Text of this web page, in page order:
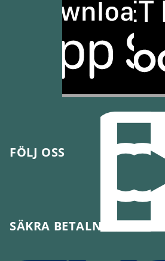
FÖLJ OSS
SÄKRA BETALNINGAR